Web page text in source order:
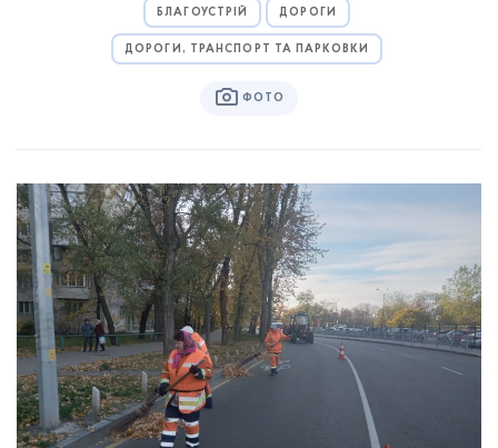
БЛАГОУСТРІЙ ДОРОГИ
ДОРОГИ, ТРАНСПОРТ ТА ПАРКОВКИ
ФОТО